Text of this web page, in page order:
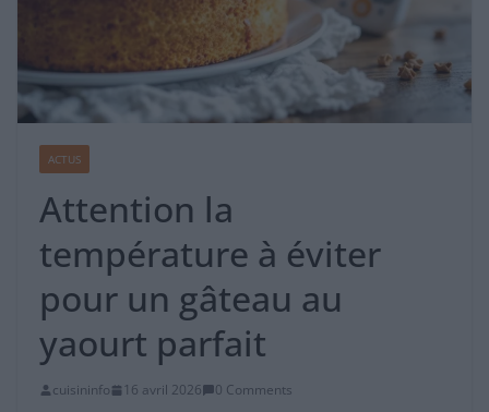
ACTUS
Attention la
température à éviter
pour un gâteau au
yaourt parfait
cuisininfo 16 avril 2026 0 Comments